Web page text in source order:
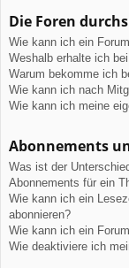
Die Foren
Wie kann ich ein
Weshalb erhalte ich
Warum bekomme ich
Wie kann ich nach
Wie kann ich meine
Abonnements
Was ist der
Abonnements für ein
Wie kann ich ein
abonnieren?
Wie kann ich ein
Wie deaktiviere ich